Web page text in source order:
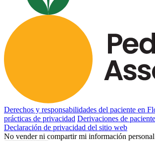
Derechos y responsabilidades del paciente en
prácticas de privacidad Derivaciones de
Declaración de privacidad del sitio web
No vender ni compartir mi información personal